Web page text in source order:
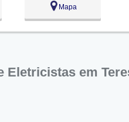
Mapa
Eletricistas em